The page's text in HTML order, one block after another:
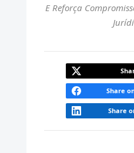
E Reforça
Share
Share